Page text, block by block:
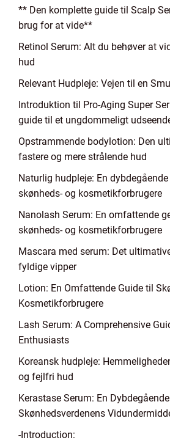
** Den komplette guide til Scalp
brug for at vide**
Retinol Serum: Alt du behøver at
hud
Relevant Hudpleje: Vejen til en
Introduktion til Pro-Aging Super
guide til et ungdommeligt
Opstrammende bodylotion: Den
fastere og mere strålende hud
Naturlig hudpleje: En
skønheds- og kosmetikforbrugere
Nanolash Serum: En omfattende
skønheds- og kosmetikforbrugere
Mascara med serum: Det
fyldige vipper
Lotion: En Omfattende Guide til
Kosmetikforbrugere
Lash Serum: A Comprehensive
Enthusiasts
Koreansk hudpleje:
og fejlfri hud
Kerastase Serum: En
Skønhedsverdenens
-Introduction: